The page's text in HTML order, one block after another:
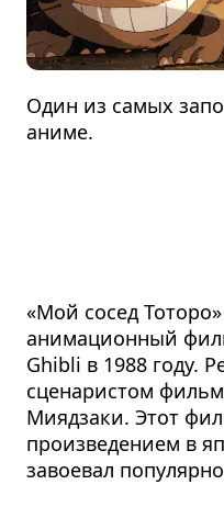
Один из самых
аниме.
«Мой сосед
анимационный
Ghibli в 1988 году.
сценаристом
Миядзаки. Этот
произведением в
завоевал